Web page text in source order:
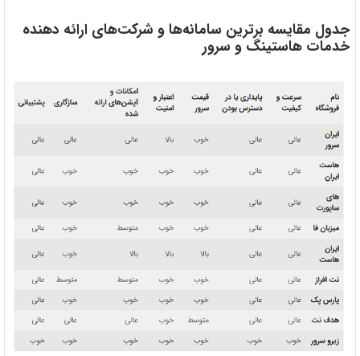
جدول مقایسه برترین سامانه‌ها و شرکت‌های ارائه دهنده
خدمات هاستینگ و سرور